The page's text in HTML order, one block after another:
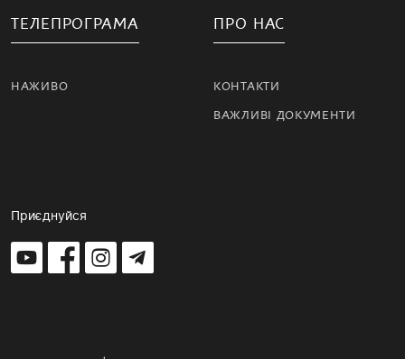
ТЕЛЕПРОГРАМА
НАЖИВО
ПРО НАС
КОНТАКТИ
ВАЖЛИВІ ДОКУМЕНТИ
Приєднуйся